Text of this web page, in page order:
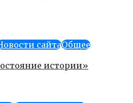
сайтаОбщее
истории»